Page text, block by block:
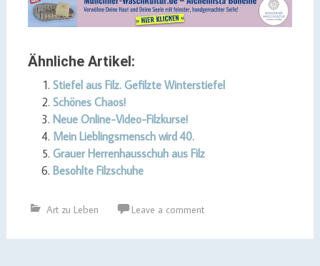
Ähnliche Artikel:
Stiefel aus Filz. Gefilzte Winterstiefel
Schönes Chaos!
Neue Online-Video-Filzkurse!
Mein Lieblingsmensch wird 40.
Grauer Herrenhausschuh aus Filz
Besohlte Filzschuhe
Art zu Leben Leave a comment